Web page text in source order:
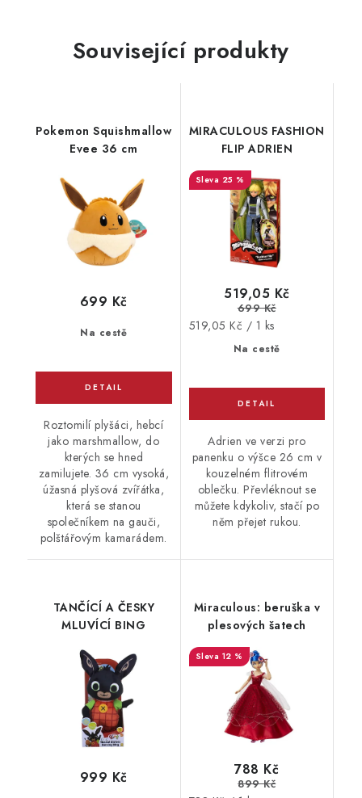
Související produkty
Pokemon Squishmallow
Evee 36 cm
Na cestě
699 Kč
Roztomilí plyšáci, hebcí
jako marshmallow, do
kterých se hned
zamilujete. 36 cm vysoká,
úžasná plyšová zvířátka,
která se stanou
společníkem na gauči,
polštářovým kamarádem.
MIRACULOUS FASHION
FLIP ADRIEN
25 %
Na cestě
519,05 Kč
699 Kč
Měrná
519,05 Kč / 1 ks
Adrien ve verzi pro
panenku o výšce 26 cm v
kouzelném flitrovém
oblečku. Převléknout se
můžete kdykoliv, stačí po
něm přejet rukou.
TANČÍCÍ A ČESKY
MLUVÍCÍ BING
999 Kč
Miraculous: beruška v
plesových šatech
12 %
788 Kč
899 Kč